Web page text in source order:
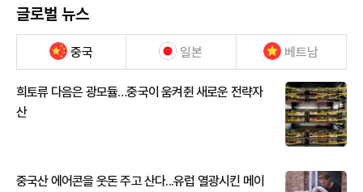
글로벌 뉴스
중국 일본 베트남
희토류 다음은 광모듈…중국이 움켜쥔 새로운 전략자
산
중국산 에어콘을 웃돈 주고 산다...유럽 열광시킨 메이